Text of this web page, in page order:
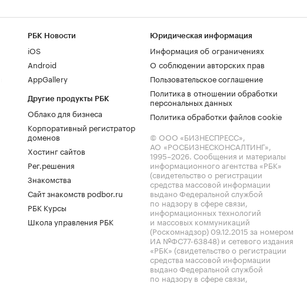
РБК Новости
iOS
Android
AppGallery
Другие продукты РБК
Облако для бизнеса
Корпоративный регистратор
доменов
Хостинг сайтов
Рег.решения
Знакомства
Сайт знакомств podbor.ru
РБК Курсы
Школа управления РБК
Юридическая информация
Информация об ограничениях
О соблюдении авторских прав
Пользовательское соглашение
Политика в отношении обработки
персональных данных
Политика обработки файлов cookie
© ООО «БИЗНЕСПРЕСС»,
АО «РОСБИЗНЕСКОНСАЛТИНГ»,
1995–2026. Сообщения и материалы
информационного агентства «РБК»
(свидетельство о регистрации
средства массовой информации
выдано Федеральной службой
по надзору в сфере связи,
информационных технологий
и массовых коммуникаций
(Роскомнадзор) 09.12.2015 за номером
ИА №ФС77-63848) и сетевого издания
«РБК» (свидетельство о регистрации
средства массовой информации
выдано Федеральной службой
по надзору в сфере связи,